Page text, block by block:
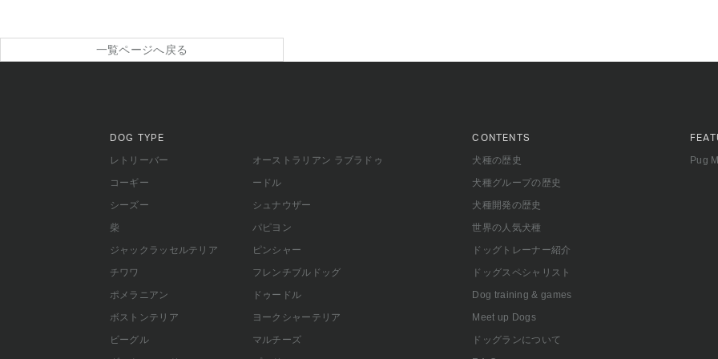
一覧ページへ戻る
DOG TYPE
レトリーバー
コーギー
シーズー
柴
ジャックラッセルテリア
チワワ
ポメラニアン
ボストンテリア
ビーグル
オーストラリアン ラブラドゥ
ードル
シュナウザー
パピヨン
ピンシャー
フレンチブルドッグ
ドゥードル
ヨークシャーテリア
マルチーズ
CONTENTS
犬種の歴史
犬種グループの歴史
犬種開発の歴史
世界の人気犬種
ドッグトレーナー紹介
ドッグスペシャリスト
Dog training & games
Meet up Dogs
ドッグランについて
Pug